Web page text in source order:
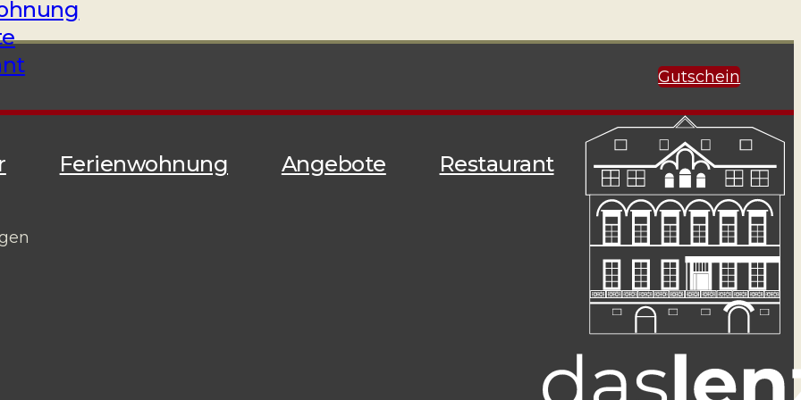
Ferienwohnung Angebote Restaurant
Gutschein